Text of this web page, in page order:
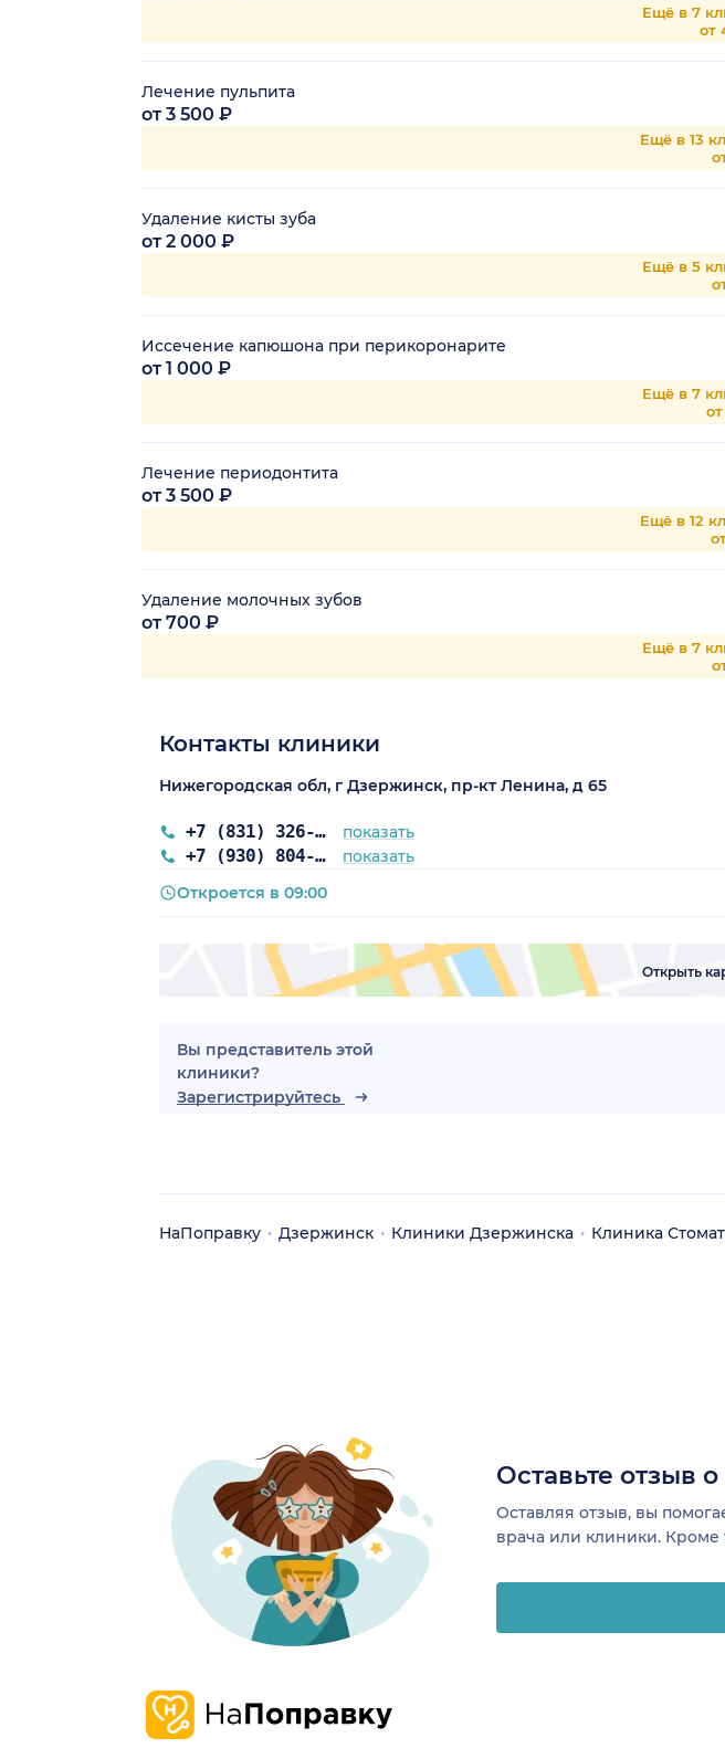
Ещё в 7
от
Лечение пульпита
от 3 500 ₽
Ещё в 13
Удаление кисты зуба
от 2 000 ₽
Ещё в 5
Иссечение капюшона при перикоронарите
от 1 000 ₽
Ещё в 7
Лечение периодонтита
от 3 500 ₽
Ещё в 12
Удаление молочных зубов
от 700 ₽
Ещё в 7
Контакты клиники
Нижегородская обл, г Дзержинск, пр-кт Ленина, д 65
+7 (831) 326-58-84 показать
+7 (930) 804-44-70
показать
Откроется в 09:00
Открыть
Вы представитель этой
клиники?
Зарегистрируйтесь
НаПоправку Дзержинск Клиники Дзержинска Клиника
Оставьте отзыв
Оставляя отзыв, вы
врача или клиники. Кроме